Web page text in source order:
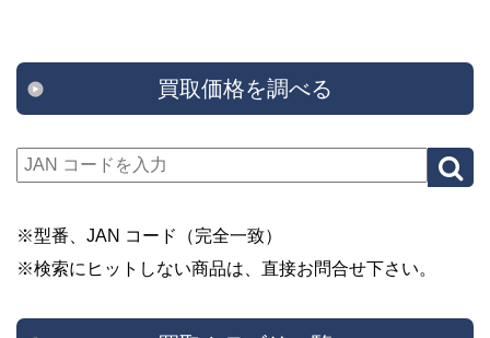
買取価格を調べる
※型番、JAN コード（完全一致）
※検索にヒットしない商品は、直接お問合せ下さい。